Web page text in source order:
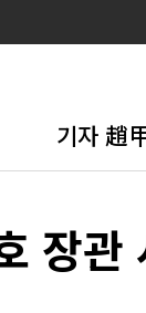
기자 趙
장관